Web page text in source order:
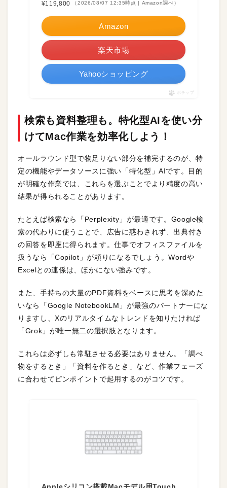
¥119,800
（2026/08/07 12:35時点 | Amazon調べ）
Amazon
楽天市場
Yahooショッピング
ポチップ
検索も資料整理も。特化型AIを使い分
けてMac作業を効率化しよう！
オールラウンド型で物足りない部分を補完するのが、特
定の機能やデータソースに強い「特化型」AIです。目的
が明確な作業では、これらを選ぶことでより精度の高い
結果が得られることがあります。
たとえば検索なら「Perplexity」が最適です。Google検
索の代わりに使うことで、広告に惑わされず、出典付き
の回答を即座に得られます。仕事でオフィスファイルを
扱うなら「Copilot」が頼りになるでしょう。Wordや
Excelとの連係は、ほかにない強みです。
また、手持ちの大量のPDF資料をベースに思考を深めた
いなら「Google NotebookLM」が最強のパートナーにな
りますし、Xのリアルタイムなトレンドを知りたければ
「Grok」が唯一無二の選択肢となります。
これらは必ずしも常駐させる必要はありません。「調べ
物をするとき」「資料を作るとき」など、作業フェーズ
に合わせてピンポイントで起用するのがコツです。